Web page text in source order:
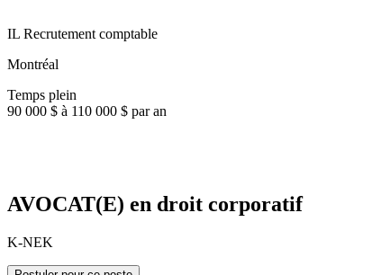
IL Recrutement comptable
Montréal
Temps plein
90 000 $ à 110 000 $ par an
AVOCAT(E) en droit corporatif
K-NEK